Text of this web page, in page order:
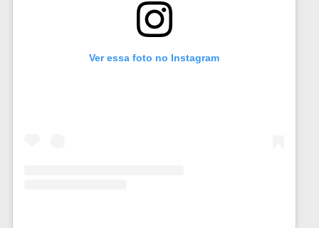
Ver essa foto no Instagram